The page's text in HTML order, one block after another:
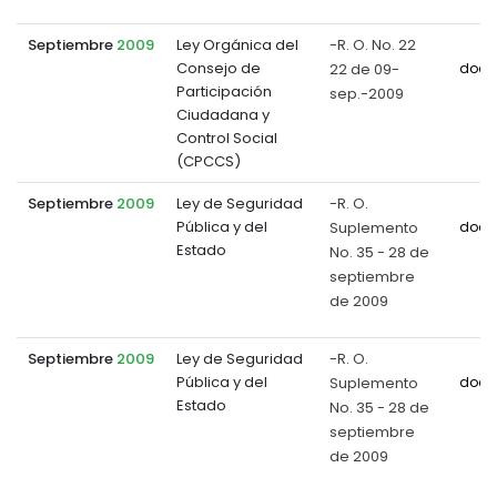
Septiembre 2009
Ley Orgánica del
Consejo de
Participación
Ciudadana y
Control Social
(CPCCS)
-R. O. No. 22
22 de 09-
sep.-2009
Septiembre 2009
Ley de Seguridad
Pública y del
Estado
-R. O.
Suplemento
No. 35 - 28 de
septiembre
de 2009
Septiembre 2009
Ley de Seguridad
Pública y del
Estado
-R. O.
Suplemento
No. 35 - 28 de
septiembre
de 2009